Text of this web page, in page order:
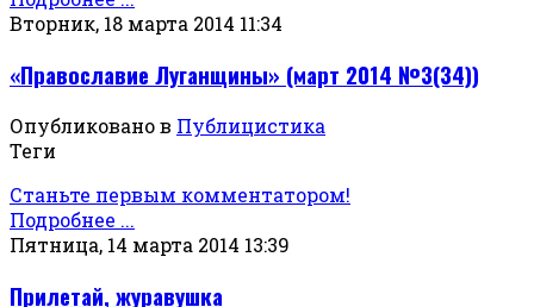
Вторник, 18 марта 2014 11:34
«Православие Луганщины» (март 2014 №3(34))
Опубликовано в Публицистика
Теги
Станьте первым комментатором!
Подробнее ...
Пятница, 14 марта 2014 13:39
Прилетай, журавушка